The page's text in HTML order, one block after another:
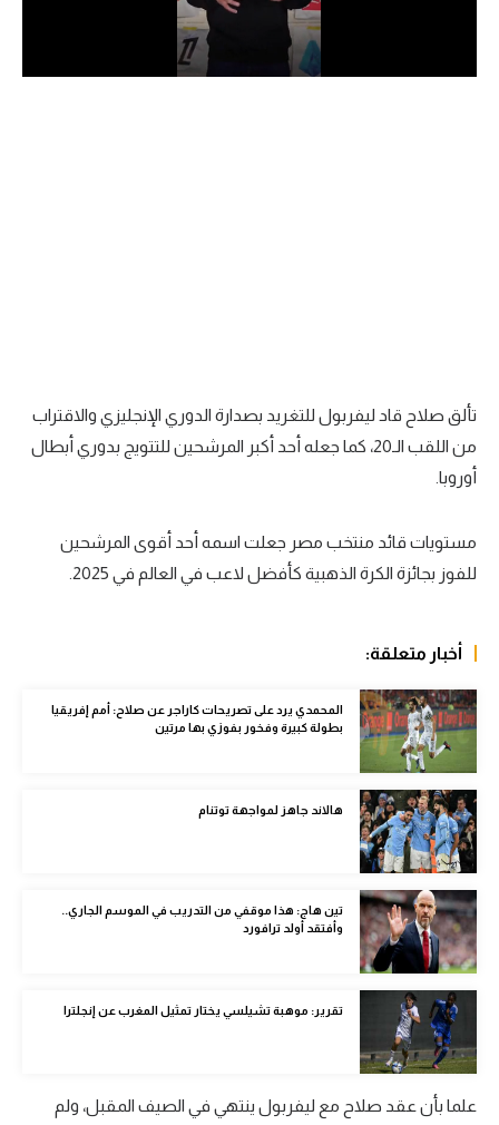
سعودي في الجول
الدوري الإنجليزي
الدوري الإسباني
دوري أبطال أوروبا
أمم إفريقيا
كرة السلة الأمريكية
كرة سلة
كرة يد
كرة طائرة
الوطن العربي
رياضة نسائية
آسيا
أمريكا
تألق صلاح قاد ليفربول للتغريد بصدارة الدوري الإنجليزي والاقتراب
من اللقب الـ20، كما جعله أحد أكبر المرشحين للتتويج بدوري أبطال
أوروبا.
مستويات قائد منتخب مصر جعلت اسمه أحد أقوى المرشحين
للفوز بجائزة الكرة الذهبية كأفضل لاعب في العالم في 2025.
أخبار متعلقة:
المحمدي يرد على تصريحات كاراجر عن صلاح: أمم إفريقيا
بطولة كبيرة وفخور بفوزي بها مرتين
هالاند جاهز لمواجهة توتنام
تين هاج: هذا موقفي من التدريب في الموسم الجاري..
وأفتقد أولد ترافورد
تقرير: موهبة تشيلسي يختار تمثيل المغرب عن إنجلترا
علما بأن عقد صلاح مع ليفربول ينتهي في الصيف المقبل، ولم